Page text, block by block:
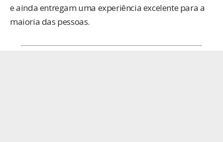
e ainda entregam uma experiência excelente para a
maioria das pessoas.